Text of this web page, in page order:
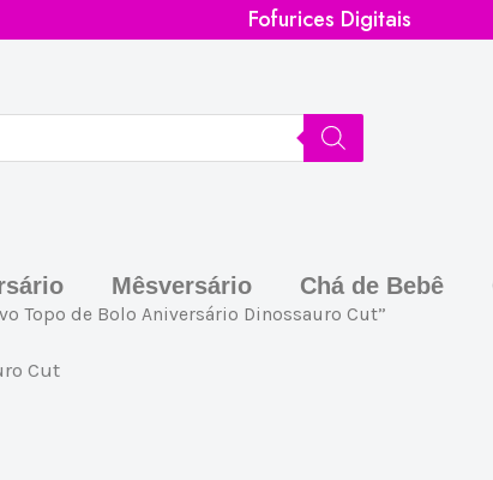
Fofurices Digitais
Mêsversário Chá de Bebê
Topo de Bolo Aniversário Dinossauro Cut”
Cut